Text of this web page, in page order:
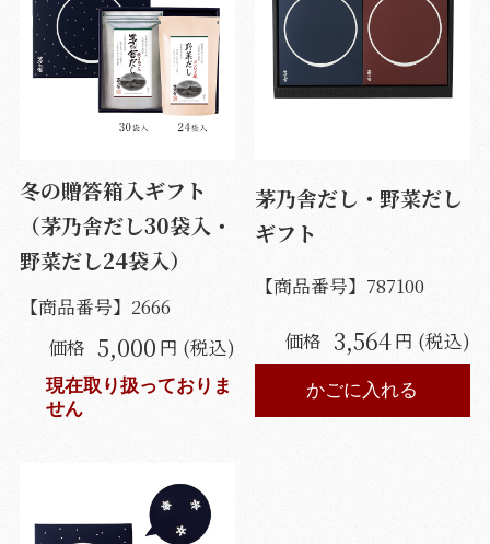
冬の贈答箱入ギフト
（茅乃舎だし30袋入・
野菜だし24袋入）
【商品番号】 2666
価格 5,000 円 (税込)
現在取り扱っておりま
せん
茅乃舎だし・野菜だし
ギフト
【商品番号】 787100
価格 3,564円 (税込)
かごに入れる